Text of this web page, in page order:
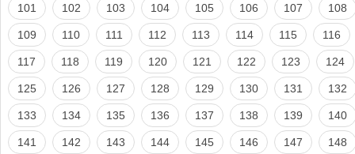
101 102 103 104 105 106 107 108
109 110 111 112 113 114 115 116
117 118 119 120 121 122 123 124
125 126 127 128 129 130 131 132
133 134 135 136 137 138 139 140
141 142 143 144 145 146 147 148